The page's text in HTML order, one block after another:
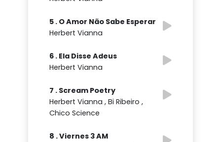
5 . O Amor Não Sabe Esperar
Herbert Vianna
6 . Ela Disse Adeus
Herbert Vianna
7 . Scream Poetry
Herbert Vianna , Bi Ribeiro ,
Chico Science
8 . Viernes 3 AM